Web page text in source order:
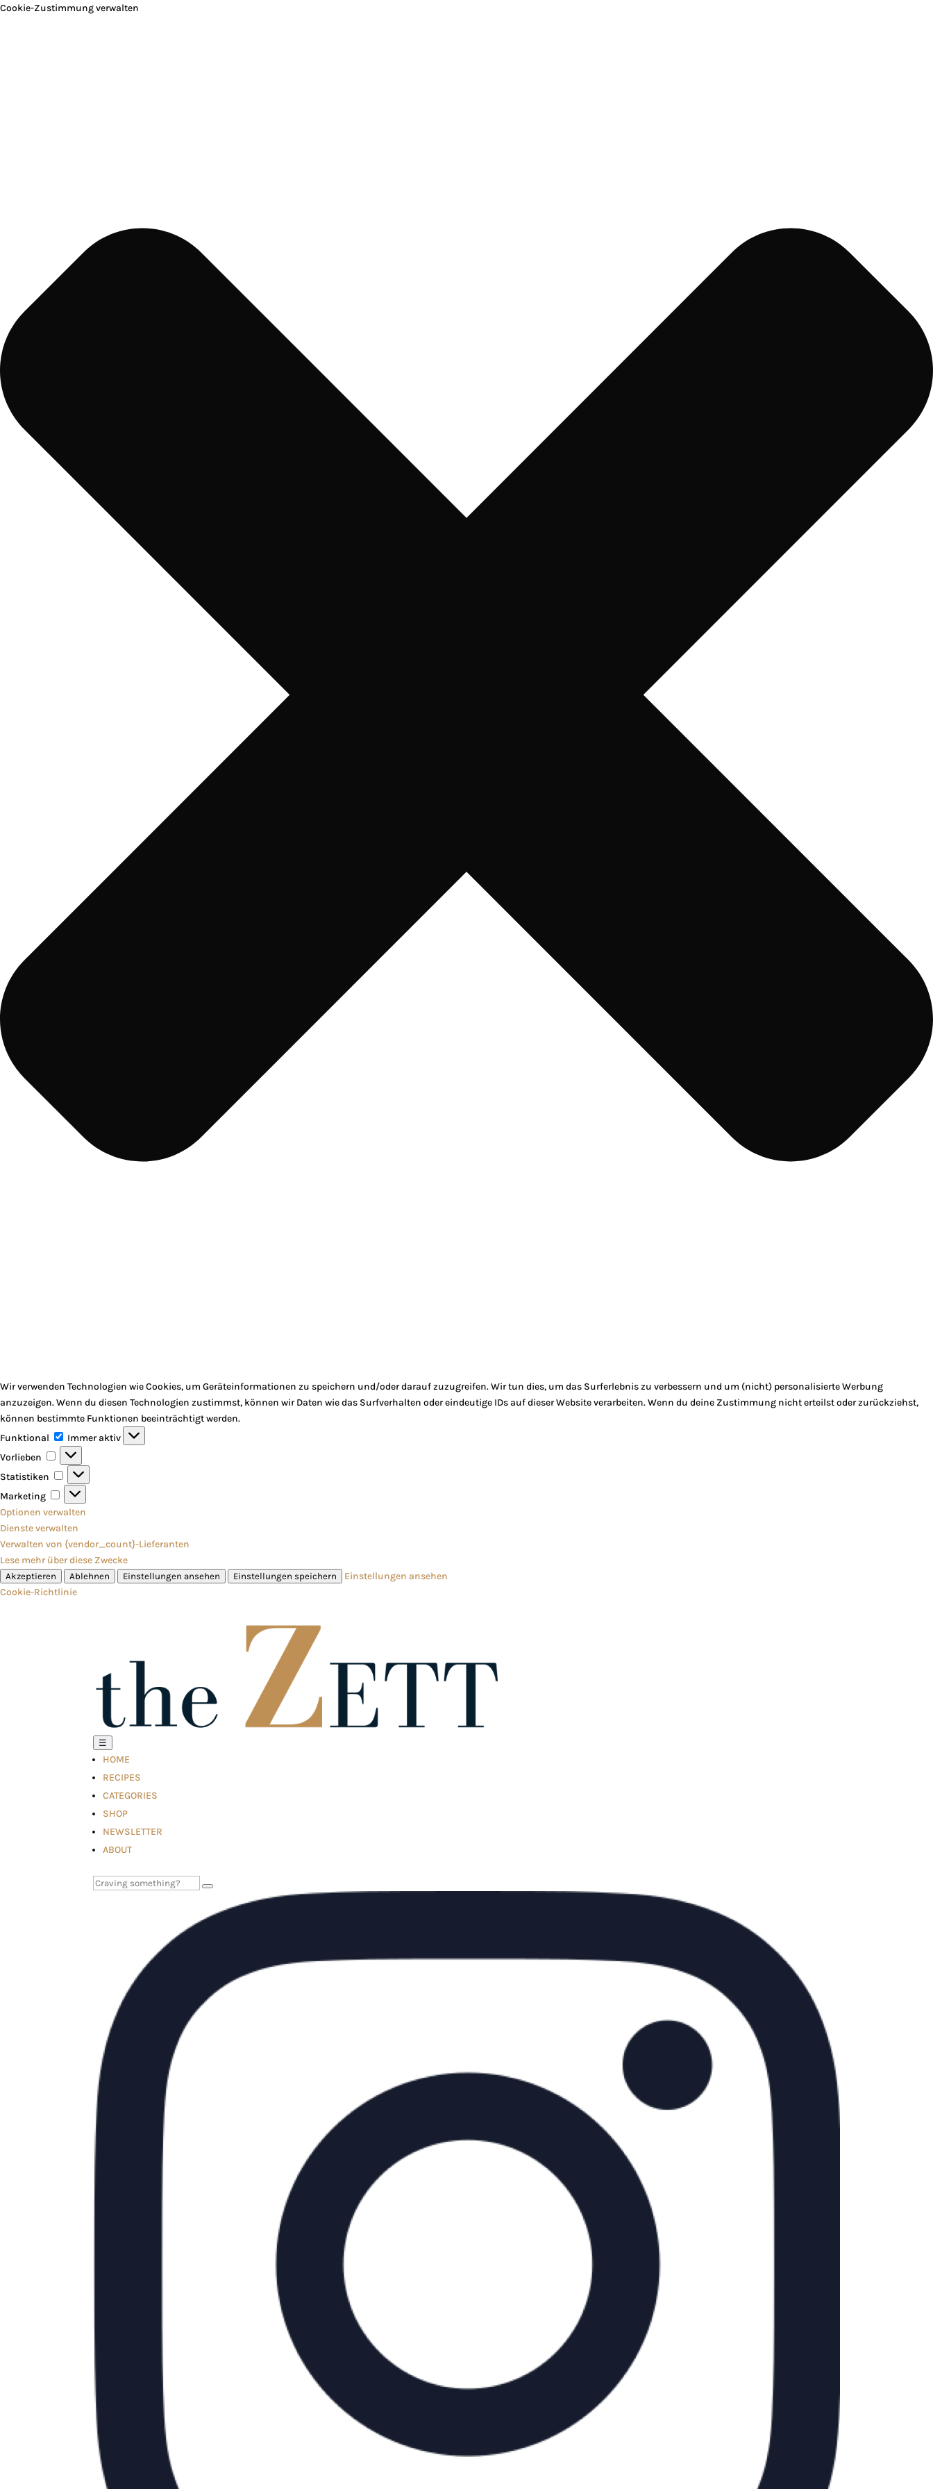
Cookie-Zustimmung verwalten
Wir verwenden Technologien wie Cookies, um Geräteinformationen zu speichern und/oder darauf zuzugreifen. Wir tun dies, um das Surferlebnis zu verbessern und um (nicht) personalisierte Werbung
anzuzeigen. Wenn du diesen Technologien zustimmst, können wir Daten wie das Surfverhalten oder eindeutige IDs auf dieser Website verarbeiten. Wenn du deine Zustimmung nicht erteilst oder zurückziehst,
können bestimmte Funktionen beeinträchtigt werden.
Funktional
Funktional
Immer aktiv
Vorlieben
Vorlieben
Statistiken
Statistiken
Marketing
Marketing
Optionen verwalten
Dienste verwalten
Verwalten von {vendor_count}-Lieferanten
Lese mehr über diese Zwecke
Akzeptieren Ablehnen Einstellungen ansehen Einstellungen speichern
Einstellungen ansehen
Cookie-Richtlinie
☰
HOME
RECIPES
CATEGORIES
SHOP
NEWSLETTER
ABOUT